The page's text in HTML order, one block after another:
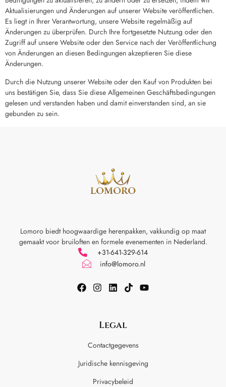
Aktualisierungen und Änderungen auf unserer Website veröffentlichen.
Es liegt in Ihrer Verantwortung, unsere Website regelmäßig auf
Änderungen zu überprüfen. Durch Ihre fortgesetzte Nutzung oder den
Zugriff auf unsere Website oder den Service nach der Veröffentlichung
von Änderungen an diesen Bedingungen akzeptieren Sie diese
Änderungen.
Durch die Nutzung unserer Website oder den Kauf von Produkten bei
uns bestätigen Sie, dass Sie diese Allgemeinen Geschäftsbedingungen
gelesen und verstanden haben und damit einverstanden sind, an sie
gebunden zu sein.
Lomoro biedt hoogwaardige herenpakken, vakkundig op maat
gemaakt voor bruiloften en formele evenementen in Nederland.
+31-641-329-614
info@lomoro.nl
Legal
Contactgegevens
Juridische kennisgeving
Privacybeleid